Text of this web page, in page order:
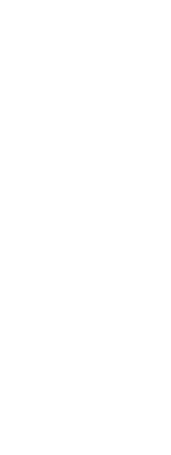
pour la création de vos
spécialement pour